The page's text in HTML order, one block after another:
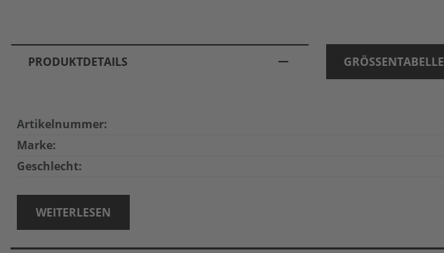
PRODUKTDETAILS
Artikelnummer:
Marke:
Geschlecht:
WEITERLESEN
GRÖSSENTABELLE